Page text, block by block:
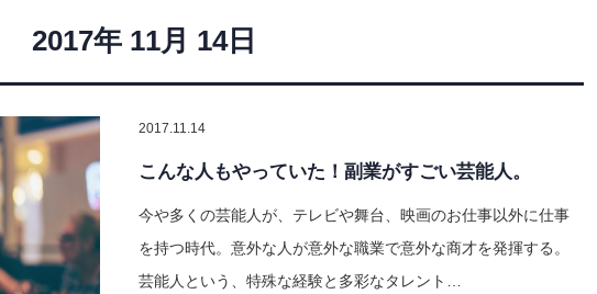
2017年 11月 14日
2017.11.14
こんな人もやっていた！副業がすごい芸能人。
今や多くの芸能人が、テレビや舞台、映画のお仕事以外に仕事
を持つ時代。意外な人が意外な職業で意外な商才を発揮する。
芸能人という、特殊な経験と多彩なタレント…